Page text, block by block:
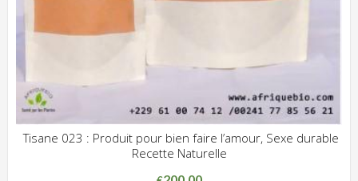
Tisane 023 : Produit pour bien faire l’amour, Sexe durable
Recette Naturelle